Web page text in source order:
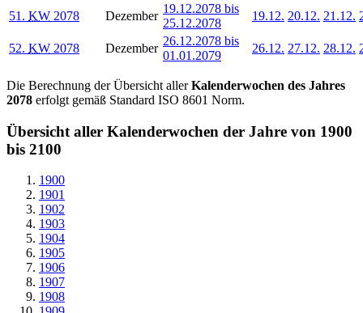
51. KW 2078 Dezember
19.12.2078 bis
25.12.2078
19.12. 20.12. 21.12.
52. KW 2078 Dezember
26.12.2078 bis
01.01.2079
26.12. 27.12. 28.12.
Die Berechnung der Übersicht allerKalenderwochen des Jahres
2078 erfolgt gemäß Standard ISO 8601 Norm.
Übersicht aller Kalenderwochen der Jahre von 1900
bis 2100
1900
1901
1902
1903
1904
1905
1906
1907
1908